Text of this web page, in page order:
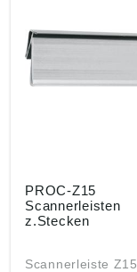
PROC-Z15
Scannerleisten
z.Stecken
Scannerleiste Z15